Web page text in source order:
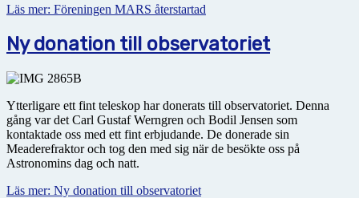
Läs mer: Föreningen MARS återstartad
Ny donation till observatoriet
Ytterligare ett fint teleskop har donerats till observatoriet. Denna
gång var det Carl Gustaf Werngren och Bodil Jensen som
kontaktade oss med ett fint erbjudande. De donerade sin
Meaderefraktor och tog den med sig när de besökte oss på
Astronomins dag och natt.
Läs mer: Ny donation till observatoriet